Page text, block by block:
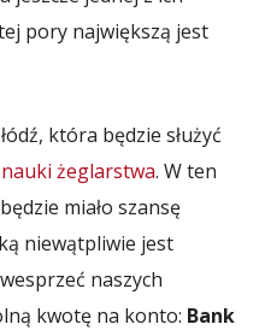
pory największą jest
która będzie służyć
żeglarstwa. W ten
miało szansę
niewątpliwie jest
naszych
kwotę na konto: Bank